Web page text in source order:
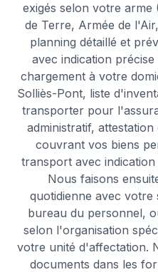
exigés selon votre arme
de Terre, Armée de
planning détaillé et
avec indication
chargement à votre
Solliès-Pont, liste
transporter pour
administratif,
couvrant vos biens
transport avec
Nous faisons
quotidienne avec votre
bureau du personnel,
selon l'organisation
votre unité d'affectation.
documents dans les